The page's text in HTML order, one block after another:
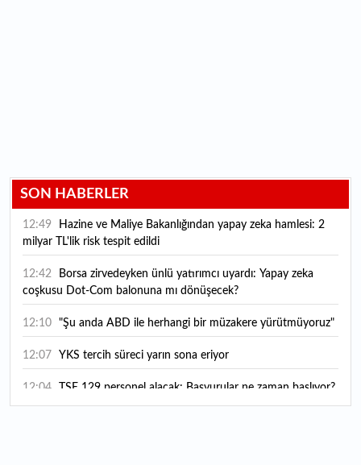
SON HABERLER
12:49
milyar TL'lik risk tespit edildi
12:42
coşkusu Dot-Com balonuna mı dönüşecek?
12:10 "Şu anda ABD ile herhangi bir müzakere yürütmüyoruz"
12:07 YKS tercih süreci yarın sona eriyor
12:04 TSE 129 personel alacak: Başvurular ne zaman başlıyor?